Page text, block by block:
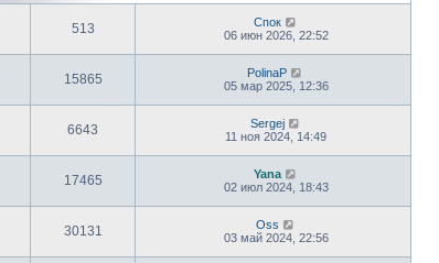
513
Спок
06 июн 2026, 22:52
15865
PolinaP
05 мар 2025, 12:36
6643
Sergej
11 ноя 2024, 14:49
17465
Yana
02 июл 2024, 18:43
30131
Oss
03 май 2024, 22:56